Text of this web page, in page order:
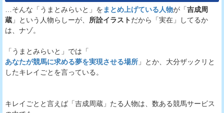
…そんな「うまとみらいと」をまとめ上げている人物が「吉成周
蔵 」という人物らしーが、 所詮イラストだから「実在」してるか
は、ナゾ。
「うまとみらいと」では「
あなたが競馬に求める夢を実現させる場所 」とか、大分ザックリと
したキレイごとを言っている。
キレイごとと言えば「吉成周蔵」たる人物は、数ある競馬サービス